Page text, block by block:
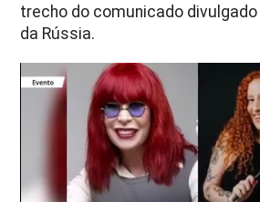
trecho do comunicado
da Rússia.